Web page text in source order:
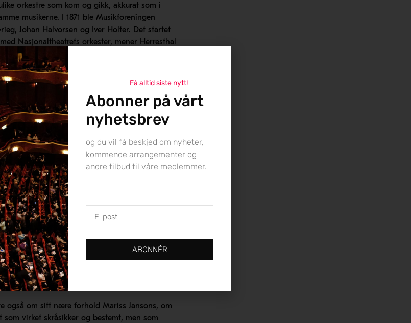
orkestre som kom og gikk, akkurat som i
musikerne. I 1871 ble Musikforeningen
Johan Halvorsen og Iver Holter. Det startet
Nasjonaltheatrets orkester, mener Herresthal
byer. Disse to orkestrene ble nedlagt i 1919
i Filharmonisk Selskap, det som vi i dag
har Herresthal rett: Oslo-filharmonien er
Orkester. Sorry, Bergen!
invitert to legender til en samtale om Oslo-
konsertmestre. Den nå 87 år gamle pianisten
hvis far Ernst Glaser var Oslo-filharmoniens
fra 1928-1958, og den mangeårige
Stig Nilsson, som var konsertmester fra
Vi fikk høre om hvordan det var for Liv å være
sin far som hypernervøs konsertmester, om Livs
karriere som oboist (!) før pianoet tok henne,
Stig som barn og ivrig fiolinstudent fikk et nært
Glaser», som underviste og konserterte i
hjemby.
også om sitt nære forhold Mariss Jansons, om
som virket skråsikker og bestemt, men som
Få alltid siste nytt!
Abonner på vårt
nyhetsbrev
og du vil få beskjed om nyheter,
kommende arrangementer og
andre tilbud til våre medlemmer.
ABONNÉR